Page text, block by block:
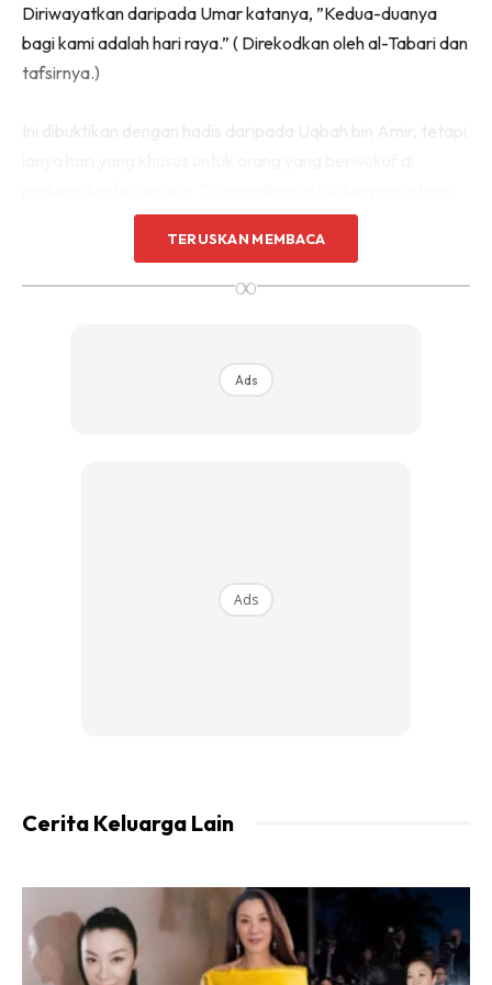
Diriwayatkan daripada Umar katanya, ”Kedua-duanya
bagi kami adalah hari raya.” ( Direkodkan oleh al-Tabari dan
tafsirnya.)
Ini dibuktikan dengan hadis daripada Uqbah bin Amir, tetapi
penduduk negeri lain pada pandangan majoriti ulama, sekali
pun ada sedikit perselisihan dalam kalangan salaf.
Photo by shams-alam-ansari from Pexels.
TERUSKAN MEMBACA
∞
Ads
Ads
Cerita Keluarga Lain